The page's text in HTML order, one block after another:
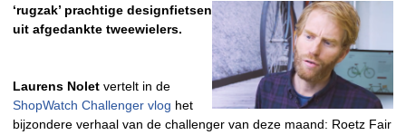
‘rugzak’ prachtige designfietsen
uit afgedankte tweewielers.
Laurens Nolet vertelt in de
ShopWatch Challenger vlog het
bijzondere verhaal van de challenger van deze maand: Roetz Fair